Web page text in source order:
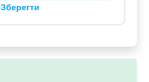
Зберегти